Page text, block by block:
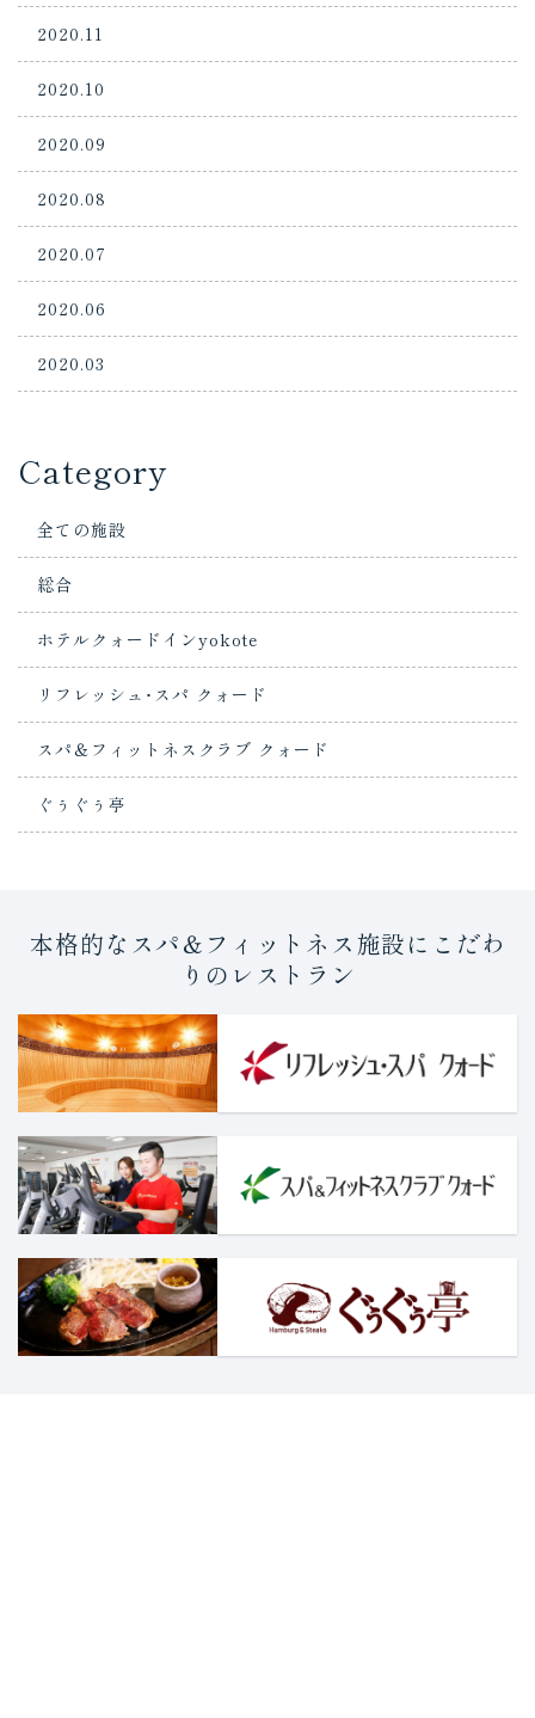
2020.11
2020.10
2020.09
2020.08
2020.07
2020.06
2020.03
Category
全ての施設
総合
ホテルクォードインyokote
リフレッシュ･スパ クォード
スパ＆フィットネスクラブ クォード
ぐぅぐぅ亭
本格的なスパ＆フィットネス施設にこだわ
りのレストラン